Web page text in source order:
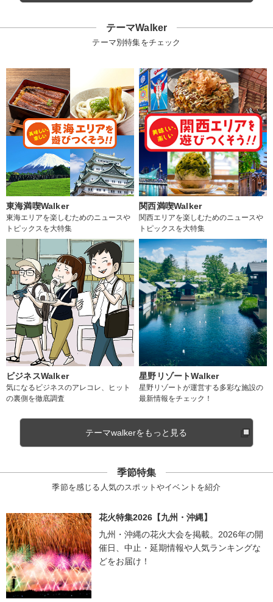
テーマWalker
テーマ別特集をチェック
東海満喫Walker
東海エリアを楽しむためのニュースや
トピックスを大特集
関西満喫Walker
関西エリアを楽しむためのニュースや
トピックスを大特集
ビジネスWalker
気になるビジネスのアレコレ、ヒット
の裏側を徹底調査
星野リゾートWalker
星野リゾートが運営する多彩な施設の
最新情報をチェック！
テーマwalkerをもっと見る
季節特集
季節を感じる人気のスポットやイベントを紹介
花火特集2026【九州・沖縄】
九州・沖縄の花火大会を掲載。2026年の開
催日、中止・延期情報や人気ランキングな
どをお届け！